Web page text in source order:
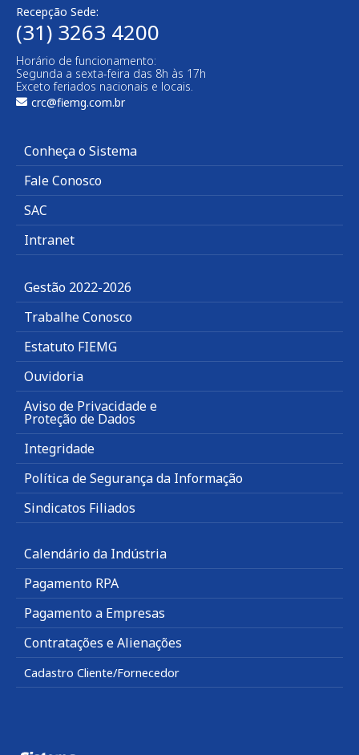
Recepção Sede:
(31) 3263 4200
Horário de funcionamento:
Segunda a sexta-feira das 8h às 17h
Exceto feriados nacionais e locais.
crc@fiemg.com.br
Conheça o Sistema
Fale Conosco
SAC
Intranet
Gestão 2022-2026
Trabalhe Conosco
Estatuto FIEMG
Ouvidoria
Aviso de Privacidade e
Proteção de Dados
Integridade
Política de Segurança da Informação
Sindicatos Filiados
Calendário da Indústria
Pagamento RPA
Pagamento a Empresas
Contratações e Alienações
Cadastro Cliente/Fornecedor